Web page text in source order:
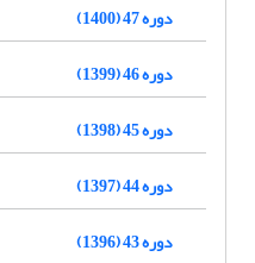
دوره 47 (1400)
دوره 46 (1399)
دوره 45 (1398)
دوره 44 (1397)
دوره 43 (1396)